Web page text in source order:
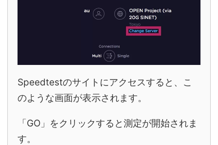
Speedtestのサイトにアクセスすると、こ
のような画面が表示されます。
「GO」をクリックすると測定が開始されま
す。